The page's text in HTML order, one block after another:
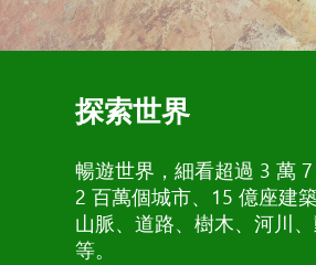
探索世界
暢遊世界，細看超過 3 萬 7
2 百萬個城市、15 億座建
山脈、道路、樹木、河川
等。